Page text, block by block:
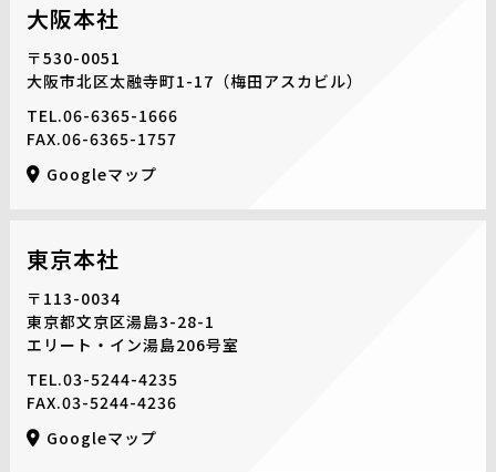
大阪本社
〒530-0051
大阪市北区太融寺町1-17 （梅田アスカビル）
TEL.06-6365-1666
FAX.06-6365-1757
Googleマップ
東京本社
〒113-0034
東京都文京区湯島3-28-1
エリート・イン湯島206号室
TEL.03-5244-4235
FAX.03-5244-4236
Googleマップ